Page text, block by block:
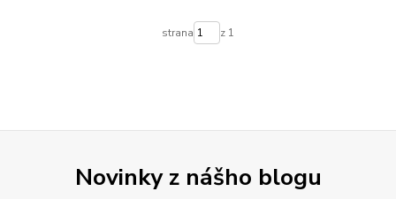
strana z 1
Novinky z nášho blogu